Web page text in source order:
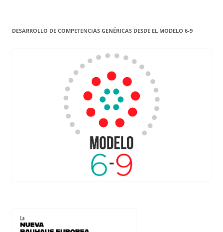
DESARROLLO DE COMPETENCIAS GENÉRICAS DESDE EL MODELO 6-9